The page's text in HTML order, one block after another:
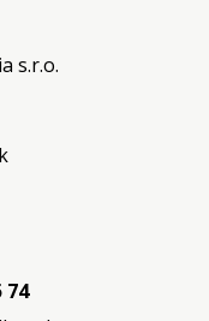
s.r.o.
74